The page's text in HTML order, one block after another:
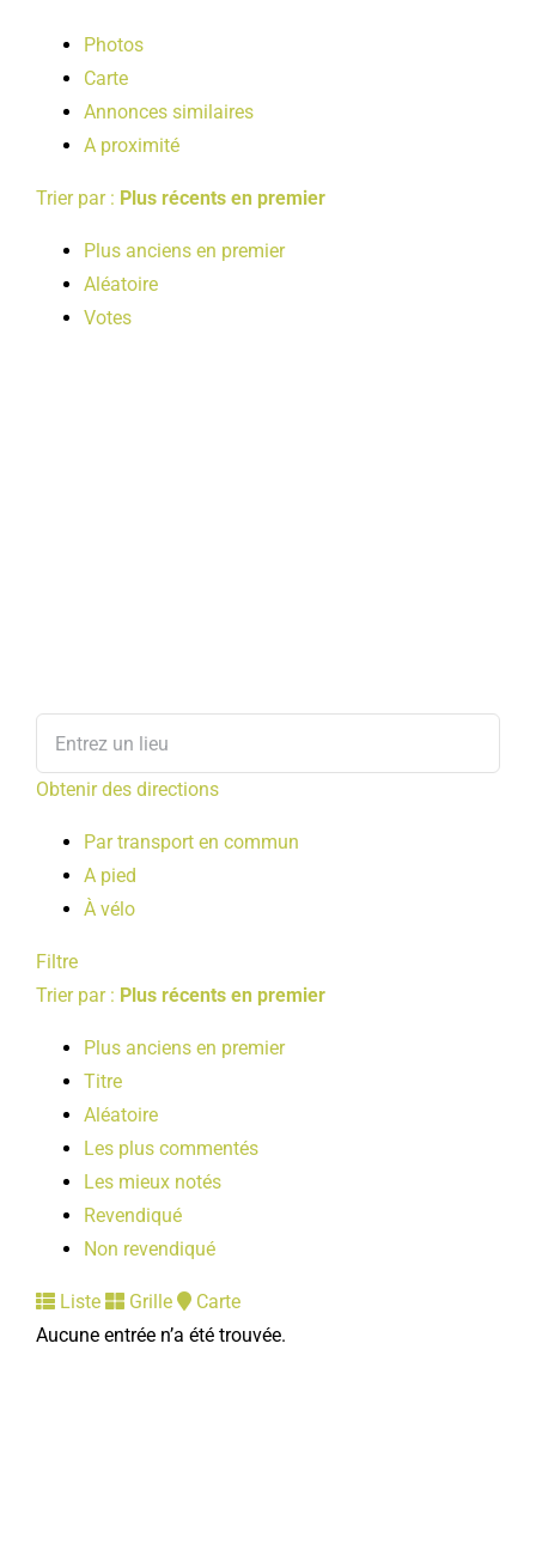
Photos
Carte
Annonces similaires
A proximité
Trier par : Plus récents en premier
Plus anciens en premier
Aléatoire
Votes
Obtenir des directions
Par transport en commun
A pied
À vélo
Filtre
Trier par : Plus récents en premier
Plus anciens en premier
Titre
Aléatoire
Les plus commentés
Les mieux notés
Revendiqué
Non revendiqué
Liste Grille
Carte
Aucune entrée n’a été trouvée.